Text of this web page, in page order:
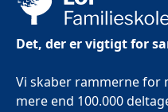
Det, der er vigtigt for
Vi skaber rammerne for
mere end 100.000